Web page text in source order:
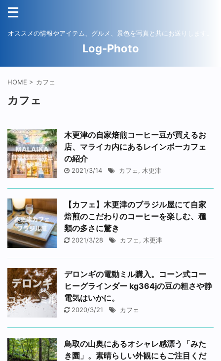
オススメの情報やアイテム、グルメ、景色を写真と共にお送りします。
Log-Photo
HOME > カフェ
カフェ
木更津の自家焙煎コーヒー豆が買えるお
店、マライカ内にあるレインボーカフェ
の紹介
2021/3/14 カフェ, 木更津
【カフェ】木更津のブラジル屋にて自家
焙煎のこだわりのコーヒーを楽しむ、種
類の多さに驚き
2021/3/28 カフェ, 木更津
デロンギの電動ミル購入。コーン式コー
ヒーグラインダー kg364jの豆の粗さや静
電気はいかに。
2020/3/21 カフェ
鳥取の山奥にあるオシャレ感漂う「みた
き園」。素晴らしい外観にもご注目くだ